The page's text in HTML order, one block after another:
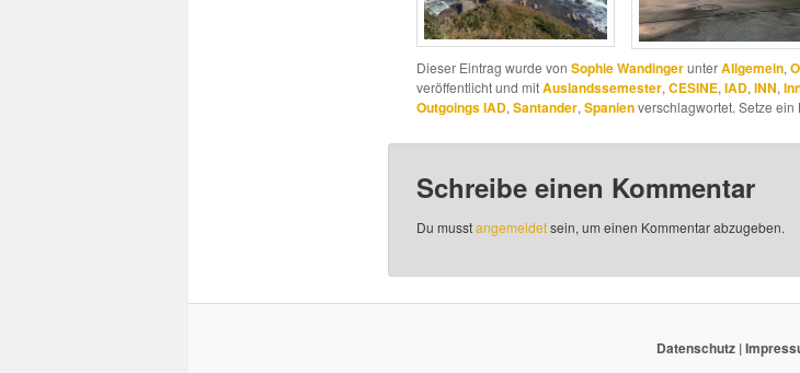
Dieser Eintrag wurde von Sophie WandingerunterAllgemein,
veröffentlicht und mitAuslandssemester, CESINE, IAD, INN,
Outgoings IAD, Santander, Spanienverschlagwortet. Setze ein
Schreibe einen Kommentar
Du musstangemeldetsein, um einen Kommentar abzugeben.
Datenschutz |